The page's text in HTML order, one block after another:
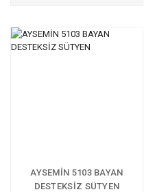
AYSEMİN 5103 BAYAN
DESTEKSİZ SÜTYEN